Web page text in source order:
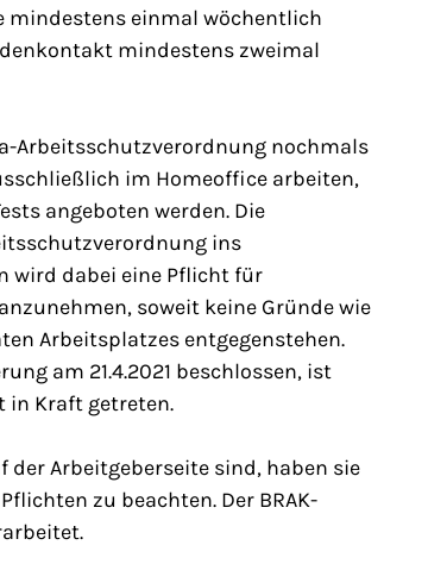
mindestens einmal wöchentlich
mindestens zweimal
Arbeitsschutzverordnung nochmals
im Homeoffice arbeiten,
angeboten werden. Die
ins
wird dabei eine Pflicht für
soweit keine Gründe wie
Arbeitsplatzes entgegenstehen.
am 21.4.2021 beschlossen, ist
in Kraft getreten.
Arbeitgeberseite sind, haben sie
zu beachten. Der BRAK-